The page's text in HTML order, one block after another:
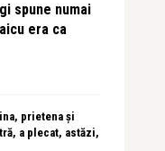
spune numai
era ca
prietena și
a plecat, astăzi,